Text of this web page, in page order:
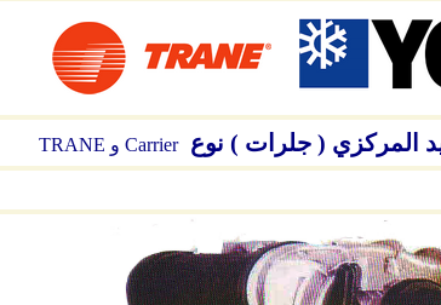
المركزي ( جلرات ) نوع Carrier و TRANE